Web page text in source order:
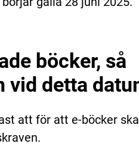
böcker, så
vid detta
att för att e-böcker